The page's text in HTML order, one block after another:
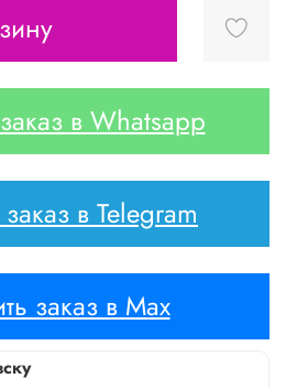
в Whatsapp
в Telegram
заказ в Max